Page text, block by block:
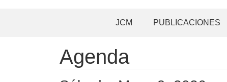
Navegación
JCM PUBLICACIONES
Agenda
Before